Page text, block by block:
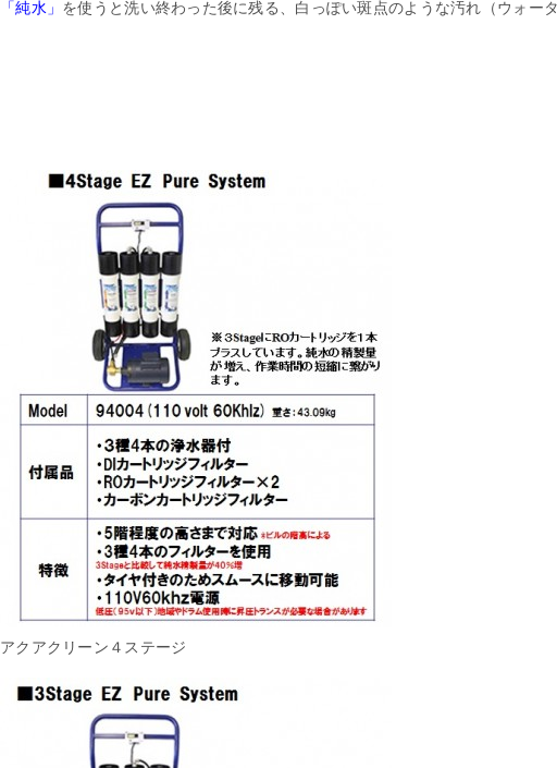
「純水」 を使うと洗い終わった後に残る、白っぽい斑点のような汚れ（ウォー
アクアクリーン４ステージ